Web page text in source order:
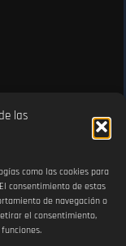
las
como las cookies para
consentimiento de estas
de navegación o
el consentimiento,